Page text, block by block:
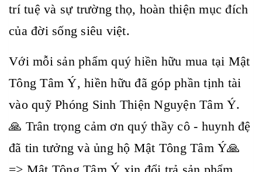
trí tuệ và sự trường thọ, hoàn thiện mục đích
của đời sống siêu việt.
Với mỗi sản phẩm quý hiền hữu mua tại Mật
Tông Tâm Ý, hiền hữu đã góp phần tịnh tài
vào quỹ Phóng Sinh Thiện Nguyện Tâm Ý.
🙏 Trân trọng cảm ơn quý thầy cô - huynh đệ
đã tin tưởng và ủng hộ Mật Tông Tâm Ý🙏